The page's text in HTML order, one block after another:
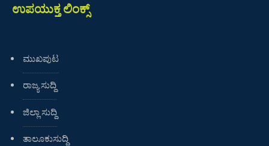
ಉಪಯುಕ್ತ ಲಿಂಕ್ಸ್
ಮುಖಪುಟ
ರಾಜ್ಯ ಸುದ್ದಿ
ಜಿಲ್ಲಾ ಸುದ್ದಿ
ತಾಲೂಕುಸುದ್ದಿ